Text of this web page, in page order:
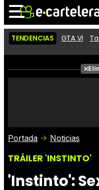
Noticias
Críticas
TENDENCIAS GTA VI
Portada Noticias
TRÁILER 'INSTINTO'
'Instinto':